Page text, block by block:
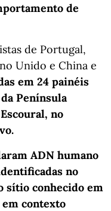
de
de Portugal,
Unido e China e
em 24 painéis
Península
no
ADN humano
no
sítio conhecido em
contexto